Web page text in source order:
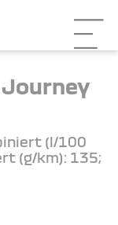
Journey
(l/100
(g/km): 135;